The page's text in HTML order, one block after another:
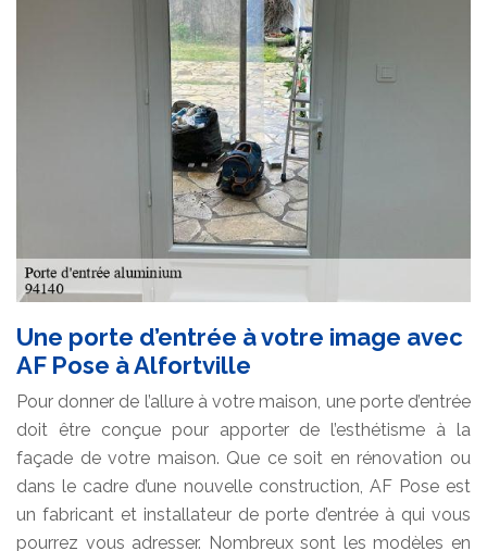
Une porte d’entrée à votre image avec
AF Pose à Alfortville
Pour donner de l’allure à votre maison, une porte d’entrée
doit être conçue pour apporter de l’esthétisme à la
façade de votre maison. Que ce soit en rénovation ou
dans le cadre d’une nouvelle construction, AF Pose est
un fabricant et installateur de porte d’entrée à qui vous
pourrez vous adresser. Nombreux sont les modèles en